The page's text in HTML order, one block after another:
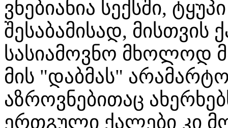
ვნებიანია სექსში,
შესაბამისად,
სასიამოვნო მხოლოდ
მის "დაბმას"
აზროვნებითაც
ერთგული ქალები კი